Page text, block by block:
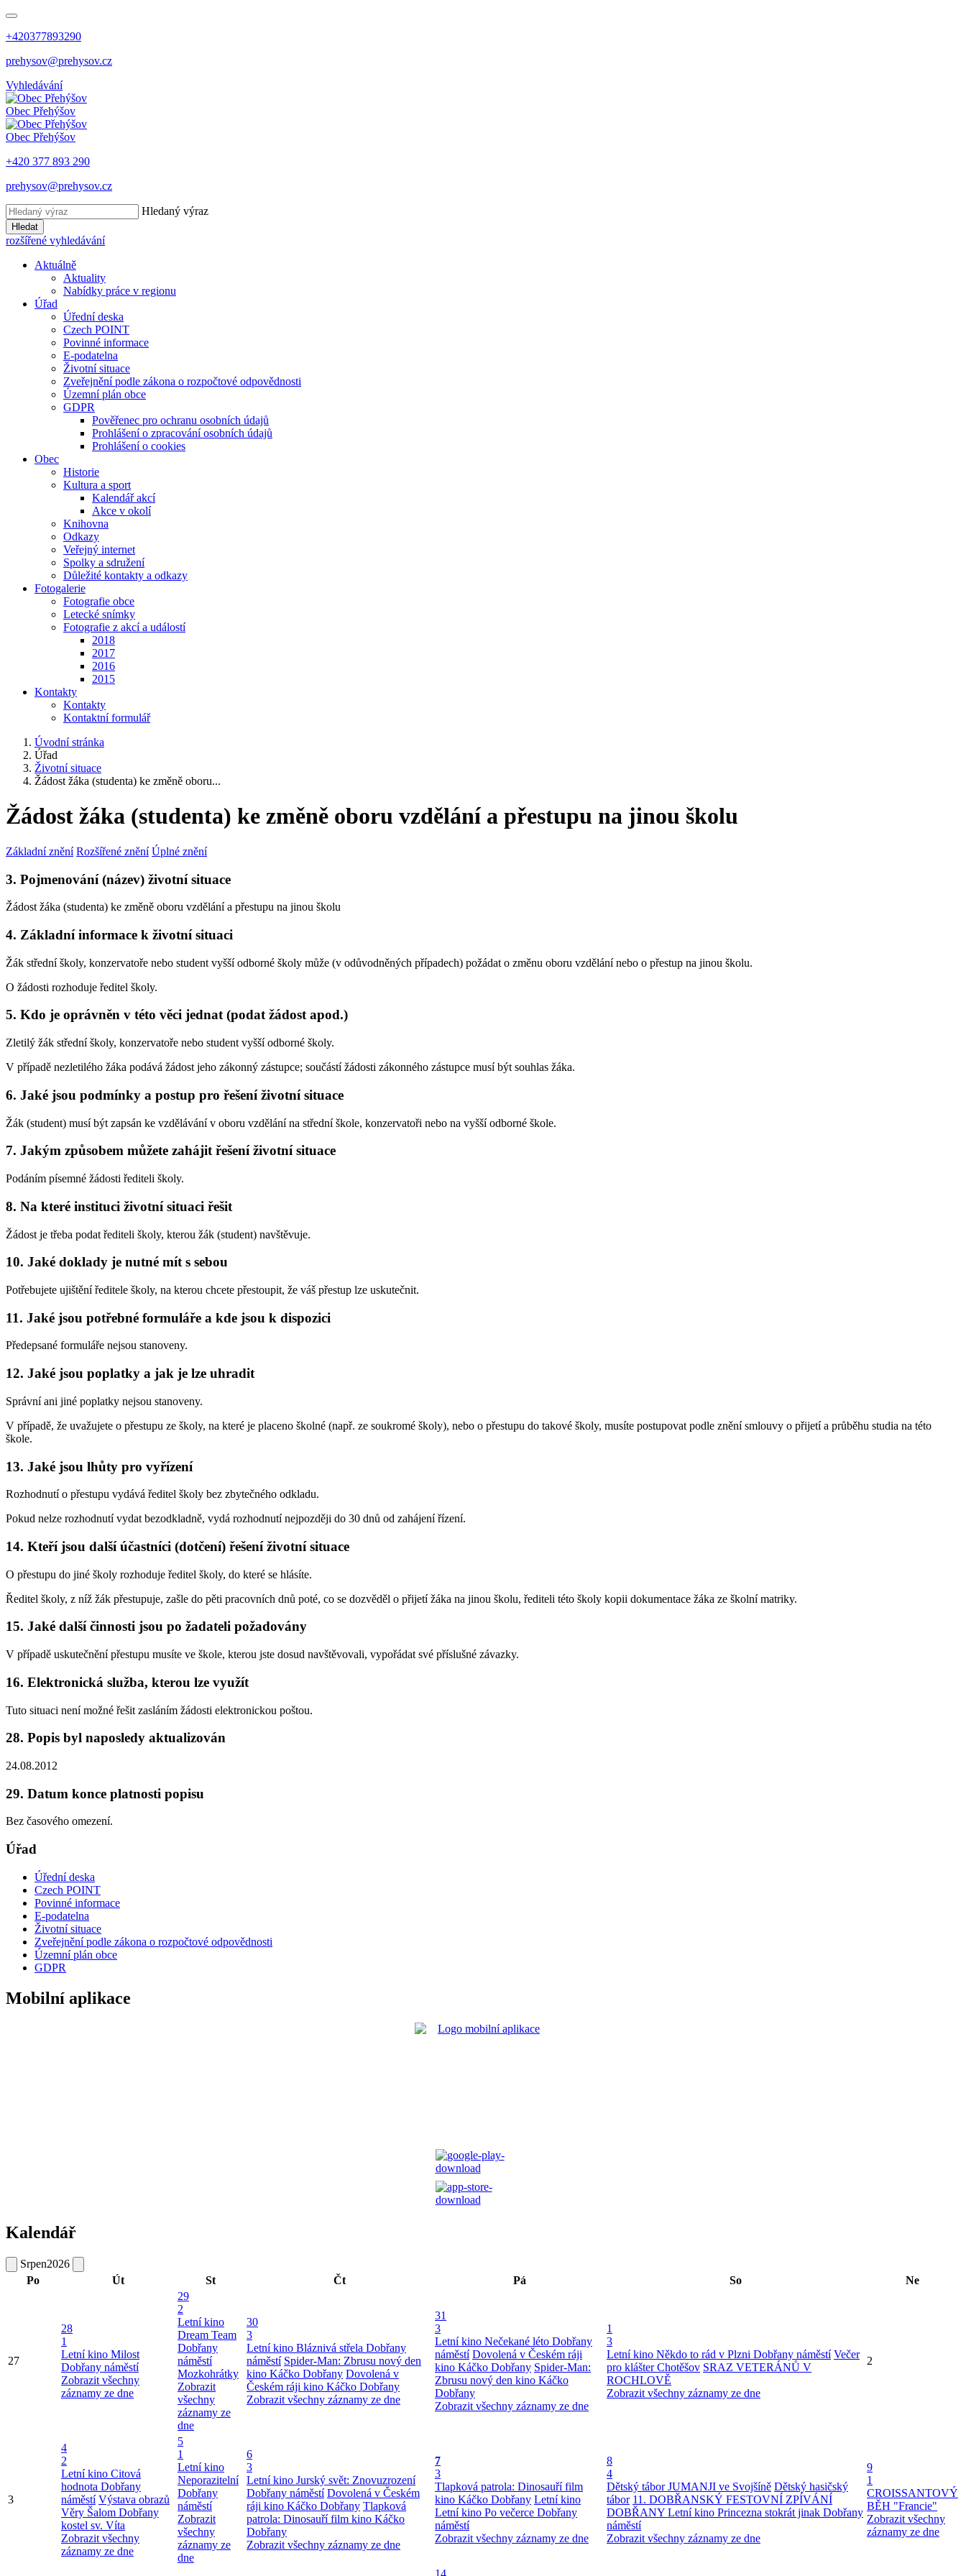
+420377893290
prehysov@prehysov.cz
Vyhledávání
Obec Přehýšov
Obec Přehýšov
+420 377 893 290
prehysov@prehysov.cz
Hledaný výraz
Hledat
rozšířené vyhledávání
Aktuálně
Aktuality
Nabídky práce v regionu
Úřad
Úřední deska
Czech POINT
Povinné informace
E-podatelna
Životní situace
Zveřejnění podle zákona o rozpočtové odpovědnosti
Územní plán obce
GDPR
Pověřenec pro ochranu osobních údajů
Prohlášení o zpracování osobních údajů
Prohlášení o cookies
Obec
Historie
Kultura a sport
Kalendář akcí
Akce v okolí
Knihovna
Odkazy
Veřejný internet
Spolky a sdružení
Důležité kontakty a odkazy
Fotogalerie
Fotografie obce
Letecké snímky
Fotografie z akcí a událostí
2018
2017
2016
2015
Kontakty
Kontakty
Kontaktní formulář
Úvodní stránka
Úřad
Životní situace
Žádost žáka (studenta) ke změně oboru...
Žádost žáka (studenta) ke změně oboru vzdělání a přestupu na jinou školu
Základní znění Rozšířené znění Úplné znění
3. Pojmenování (název) životní situace
Žádost žáka (studenta) ke změně oboru vzdělání a přestupu na jinou školu
4. Základní informace k životní situaci
Žák střední školy, konzervatoře nebo student vyšší odborné školy může (v odůvodněných případech) požádat o změnu oboru vzdělání nebo o přestup na jinou školu.
O žádosti rozhoduje ředitel školy.
5. Kdo je oprávněn v této věci jednat (podat žádost apod.)
Zletilý žák střední školy, konzervatoře nebo student vyšší odborné školy.
V případě nezletilého žáka podává žádost jeho zákonný zástupce; součástí žádosti zákonného zástupce musí být souhlas žáka.
6. Jaké jsou podmínky a postup pro řešení životní situace
Žák (student) musí být zapsán ke vzdělávání v oboru vzdělání na střední škole, konzervatoři nebo na vyšší odborné škole.
7. Jakým způsobem můžete zahájit řešení životní situace
Podáním písemné žádosti řediteli školy.
8. Na které instituci životní situaci řešit
Žádost je třeba podat řediteli školy, kterou žák (student) navštěvuje.
10. Jaké doklady je nutné mít s sebou
Potřebujete ujištění ředitele školy, na kterou chcete přestoupit, že váš přestup lze uskutečnit.
11. Jaké jsou potřebné formuláře a kde jsou k dispozici
Předepsané formuláře nejsou stanoveny.
12. Jaké jsou poplatky a jak je lze uhradit
Správní ani jiné poplatky nejsou stanoveny.
V případě, že uvažujete o přestupu ze školy, na které je placeno školné (např. ze soukromé školy), nebo o přestupu do takové školy, musíte postupovat podle znění smlouvy o přijetí a průběhu studia na této
škole.
13. Jaké jsou lhůty pro vyřízení
Rozhodnutí o přestupu vydává ředitel školy bez zbytečného odkladu.
Pokud nelze rozhodnutí vydat bezodkladně, vydá rozhodnutí nejpozději do 30 dnů od zahájení řízení.
14. Kteří jsou další účastníci (dotčení) řešení životní situace
O přestupu do jiné školy rozhoduje ředitel školy, do které se hlásíte.
Ředitel školy, z níž žák přestupuje, zašle do pěti pracovních dnů poté, co se dozvěděl o přijetí žáka na jinou školu, řediteli této školy kopii dokumentace žáka ze školní matriky.
15. Jaké další činnosti jsou po žadateli požadovány
V případě uskutečnění přestupu musíte ve škole, kterou jste dosud navštěvovali, vypořádat své příslušné závazky.
16. Elektronická služba, kterou lze využít
Tuto situaci není možné řešit zasláním žádosti elektronickou poštou.
28. Popis byl naposledy aktualizován
24.08.2012
29. Datum konce platnosti popisu
Bez časového omezení.
Úřad
Úřední deska
Czech POINT
Povinné informace
E-podatelna
Životní situace
Zveřejnění podle zákona o rozpočtové odpovědnosti
Územní plán obce
GDPR
Mobilní aplikace
Kalendář
Srpen2026
Po
Út St Čt Pá So Ne
27
28
1
Letní kino Milost
Dobřany náměstí
Zobrazit všechny
záznamy ze dne
29
2
Letní kino
Dream Team
Dobřany
náměstí
Mozkohrátky
Zobrazit
všechny
záznamy ze
dne
30
3
Letní kino Bláznivá střela Dobřany
náměstí Spider-Man: Zbrusu nový den
kino Káčko Dobřany Dovolená v
Českém ráji kino Káčko Dobřany
Zobrazit všechny záznamy ze dne
31
3
Letní kino Nečekané léto Dobřany
náměstí Dovolená v Českém ráji
kino Káčko Dobřany Spider-Man:
Zbrusu nový den kino Káčko
Dobřany
Zobrazit všechny záznamy ze dne
1
3
Letní kino Někdo to rád v Plzni Dobřany náměstí Večer
pro klášter Chotěšov SRAZ VETERÁNŮ V
ROCHLOVĚ
Zobrazit všechny záznamy ze dne
2
3
4
2
Letní kino Citová
hodnota Dobřany
náměstí Výstava obrazů
Věry Šalom Dobřany
kostel sv. Víta
Zobrazit všechny
záznamy ze dne
5
1
Letní kino
Neporazitelní
Dobřany
náměstí
Zobrazit
všechny
záznamy ze
dne
6
3
Letní kino Jurský svět: Znovuzrození
Dobřany náměstí Dovolená v Českém
ráji kino Káčko Dobřany Tlapková
patrola: Dinosauří film kino Káčko
Dobřany
Zobrazit všechny záznamy ze dne
7
3
Tlapková patrola: Dinosauří film
kino Káčko Dobřany Letní kino
Letní kino Po večerce Dobřany
náměstí
Zobrazit všechny záznamy ze dne
8
4
Dětský tábor JUMANJI ve Svojšíně Dětský hasičský
tábor 11. DOBŘANSKÝ FESTOVNÍ ZPÍVÁNÍ
DOBŘANY Letní kino Princezna stokrát jinak Dobřany
náměstí
Zobrazit všechny záznamy ze dne
9
1
CROISSANTOVÝ
BĚH "Francie"
Zobrazit všechny
záznamy ze dne
14